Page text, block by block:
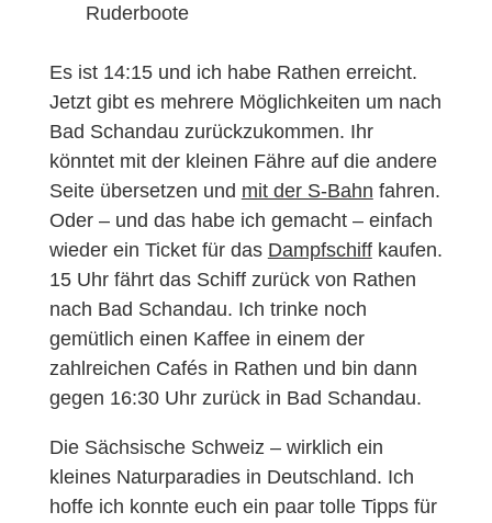
Ruderboote
Es ist 14:15 und ich habe Rathen erreicht.
Jetzt gibt es mehrere Möglichkeiten um nach
Bad Schandau zurückzukommen. Ihr
könntet mit der kleinen Fähre auf die andere
Seite übersetzen und mit der S-Bahn fahren.
Oder – und das habe ich gemacht – einfach
wieder ein Ticket für das Dampfschiffkaufen.
15 Uhr fährt das Schiff zurück von Rathen
nach Bad Schandau. Ich trinke noch
gemütlich einen Kaffee in einem der
zahlreichen Cafés in Rathen und bin dann
gegen 16:30 Uhr zurück in Bad Schandau.
Die Sächsische Schweiz – wirklich ein
kleines Naturparadies in Deutschland. Ich
hoffe ich konnte euch ein paar tolle Tipps für